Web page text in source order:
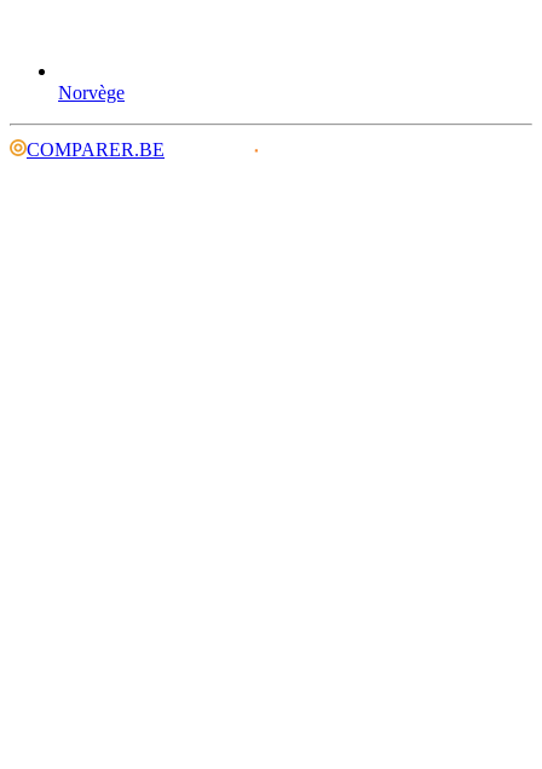
Norvège
COMPARER.BE